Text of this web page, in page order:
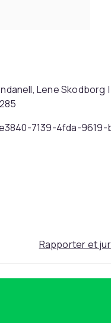
Lene Skodborg
7139-4fda-
Rapporter et